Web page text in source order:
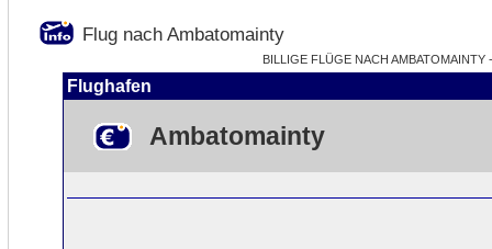
Flug nach Ambatomainty
BILLIGE FLÜGE NACH
Flughafen
Ambatomainty